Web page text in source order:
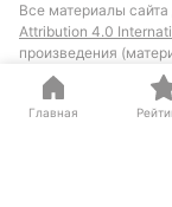
Главная
Все материалы
Attribution 4.0
произведения
авторских правах,
ссылку на